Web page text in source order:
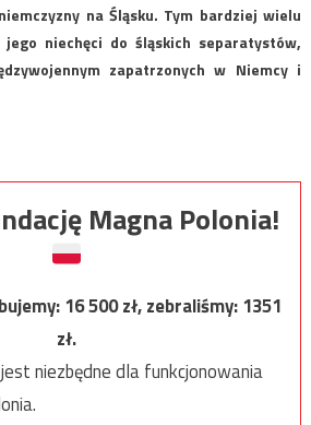
na Śląsku. Tym bardziej wielu
jego niechęci do śląskich separatystów,
zapatrzonych w Niemcy i
Magna Polonia!
16 500zł, zebraliśmy:1351
zł.
niezbędne dla funkcjonowania